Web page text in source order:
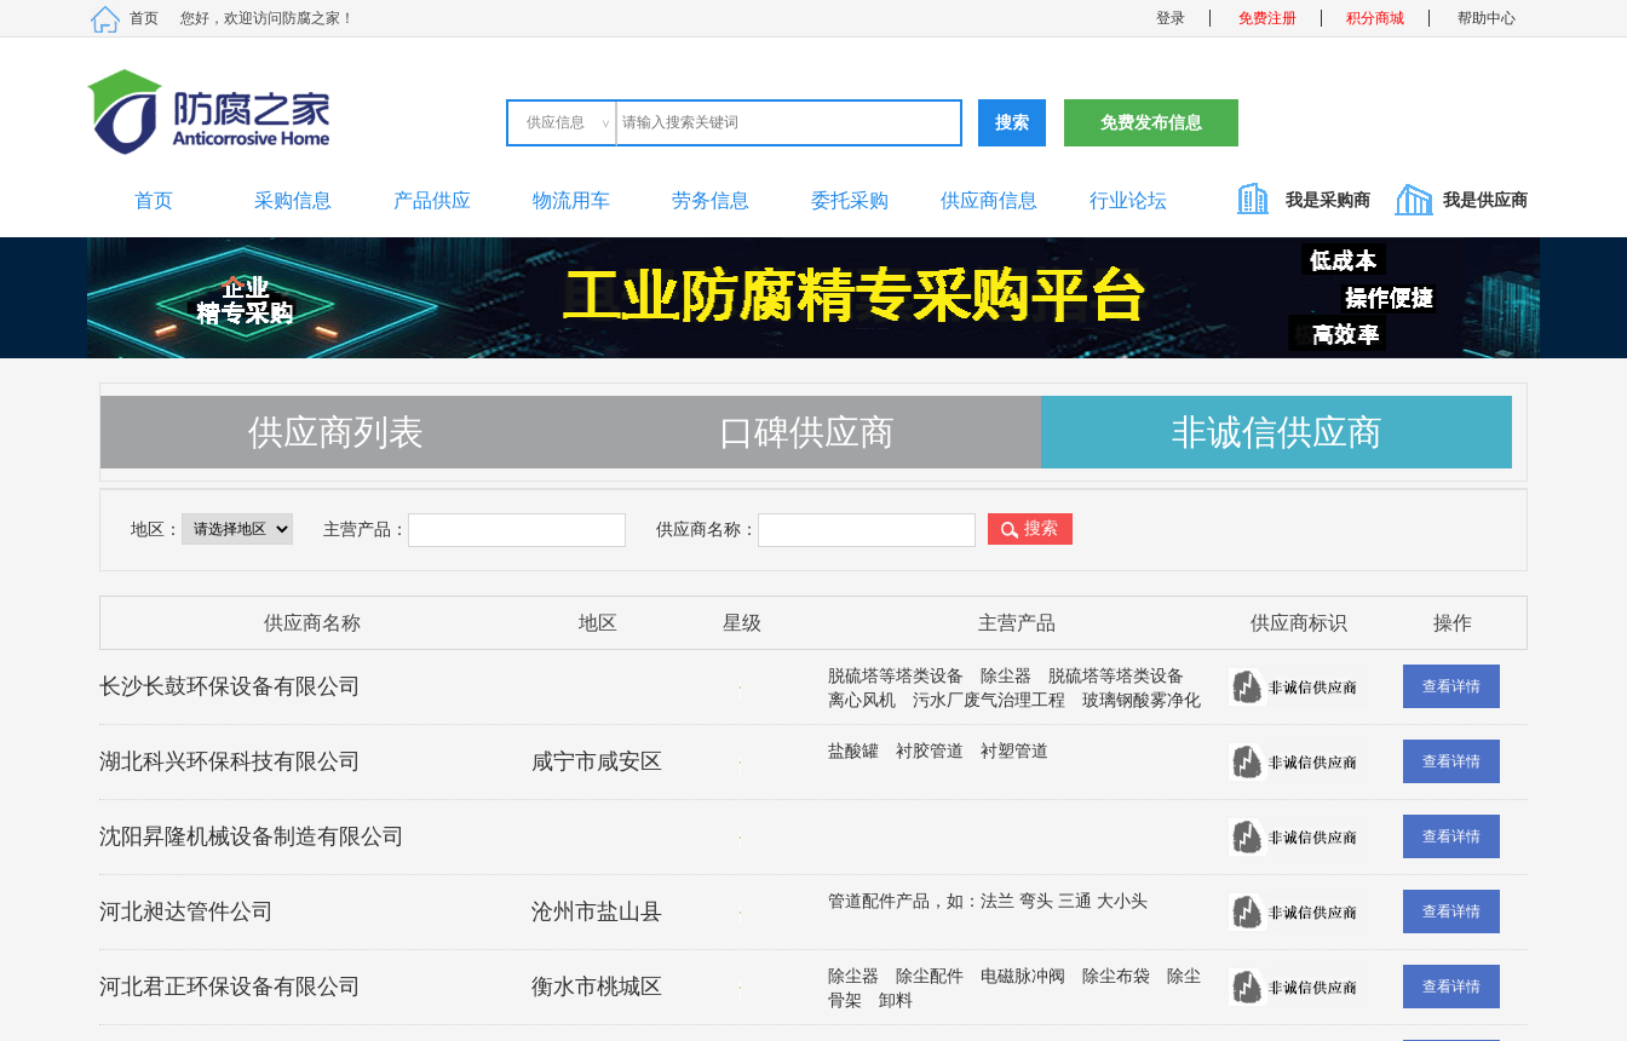
首页 您好，欢迎访问防腐之家！ 登录 免费注册 积分商城 帮助中心
供应信息
免费发布信息
首页 采购信息 产品供应 物流用车 劳务信息 委托采购 供应商信息 行业论坛 我是采购商 我是供应商
供应商列表 口碑供应商 非诚信供应商
地区： 主营产品： 供应商名称：
供应商名称 地区 星级 主营产品 供应商标识 操作
长沙长鼓环保设备有限公司
脱硫塔等塔类设备 除尘器 脱硫塔等塔类设备
离心风机 污水厂废气治理工程 玻璃钢酸雾净化
塔
查看详情
湖北科兴环保科技有限公司 咸宁市咸安区 盐酸罐 衬胶管道 衬塑管道
查看详情
沈阳昇隆机械设备制造有限公司 查看详情
河北昶达管件公司 沧州市盐山县 管道配件产品，如：法兰 弯头 三通 大小头
查看详情
河北君正环保设备有限公司 衡水市桃城区
除尘器 除尘配件 电磁脉冲阀 除尘布袋 除尘
骨架 卸料
查看详情